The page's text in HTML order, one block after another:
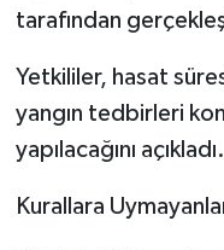
tarafından
Yetkililer, hasat
yangın tedbirleri
yapılacağını açıkladı.
Kurallara